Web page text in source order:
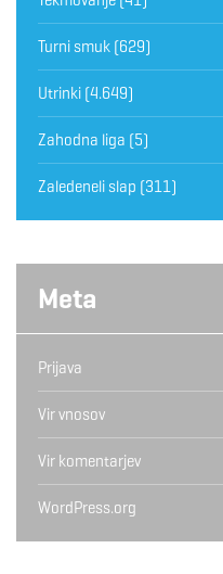
Turni smuk (629)
Utrinki (4.649)
Zahodna liga (5)
Zaledeneli slap (311)
Meta
Prijava
Vir vnosov
Vir komentarjev
WordPress.org